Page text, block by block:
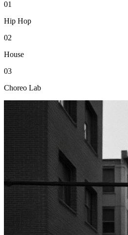
01
Hip Hop
02
House
03
Choreo Lab